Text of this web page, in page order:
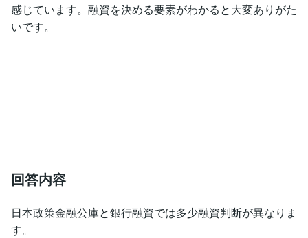
感じています。融資を決める要素がわかると大変ありがた
いです。
回答内容
日本政策金融公庫と銀行融資では多少融資判断が異なりま
す。